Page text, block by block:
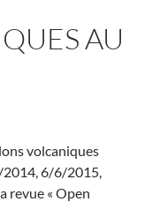
AU
volcaniques
2014, 6/6/2015,
revue « Open